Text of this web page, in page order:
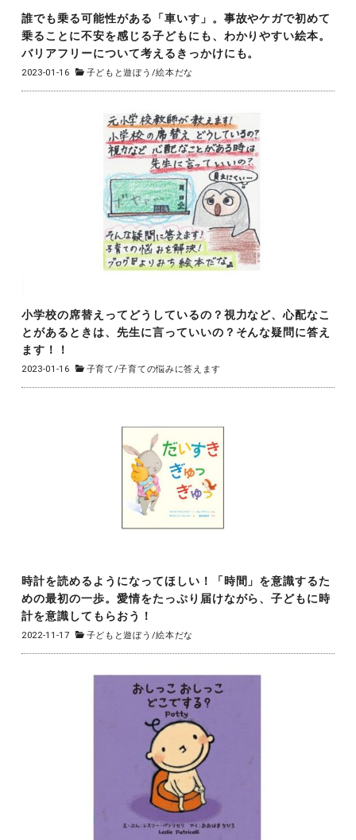
誰でも乗る可能性がある「車いす」。事故やケガで初めて
乗ることに不安を感じる子どもにも、わかりやすい絵本。
バリアフリーについて考えるきっかけにも。
2023-01-16 子どもと遊ぼう /絵本だな
小学校の席替えってどうしているの？視力など、心配なこ
とがあるときは、先生に言っていいの？そんな疑問に答え
ます！！
2023-01-16 子育て/子育ての悩みに答えます
時計を読めるようになってほしい！「時間」を意識するた
めの最初の一歩。愛情をたっぷり届けながら、子どもに時
計を意識してもらおう！
2022-11-17 子どもと遊ぼう /絵本だな